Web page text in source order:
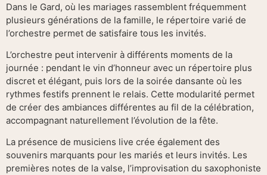
Dans le Gard, où les mariages rassemblent fréquemment
plusieurs générations de la famille, le répertoire varié de
l’orchestre permet de satisfaire tous les invités.
L’orchestre peut intervenir à différents moments de la
journée : pendant le vin d’honneur avec un répertoire plus
discret et élégant, puis lors de la soirée dansante où les
rythmes festifs prennent le relais. Cette modularité permet
de créer des ambiances différentes au fil de la célébration,
accompagnant naturellement l’évolution de la fête.
La présence de musiciens live crée également des
souvenirs marquants pour les mariés et leurs invités. Les
premières notes de la valse, l’improvisation du saxophoniste